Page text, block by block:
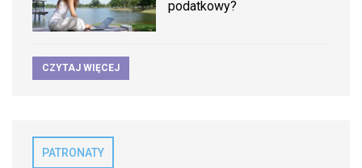
podatkowy?
CZYTAJ WIĘCEJ
PATRONATY